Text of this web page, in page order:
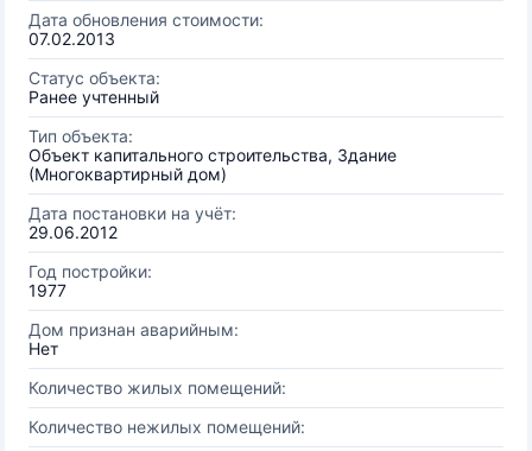
Дата обновления стоимости:
07.02.2013
Статус объекта:
Ранее учтенный
Тип объекта:
Объект капитального строительства, Здание
(Многоквартирный дом)
Дата постановки на учёт:
29.06.2012
Год постройки:
1977
Дом признан аварийным:
Нет
Количество жилых помещений:
Количество нежилых помещений: